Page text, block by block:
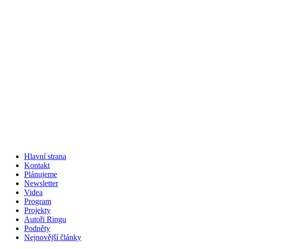
Hlavní strana
Kontakt
Plánujeme
Newsletter
Videa
Program
Projekty
Autoři Ringu
Podněty
Nejnovější články